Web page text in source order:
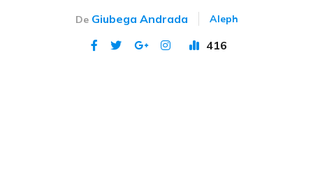
De Giubega Andrada Aleph
416